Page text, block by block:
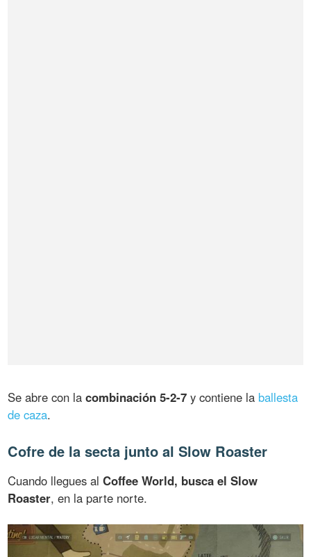
Se abre con lacombinación 5-2-7 y contiene la ballesta
de caza.
Cofre de la secta junto al Slow Roaster
Cuando llegues alCoffee World, busca el Slow
Roaster, en la parte norte.